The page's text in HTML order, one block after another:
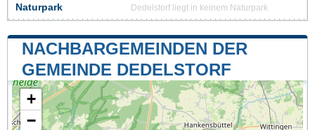
Naturpark Dedelstorf liegt in keinem Naturpark
NACHBARGEMEINDEN DER
GEMEINDE DEDELSTORF
+
−